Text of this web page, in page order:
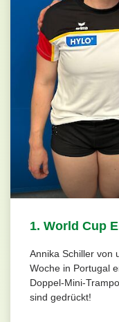
1. World Cup
Annika Schiller von
Woche in Portugal
Doppel-Mini-
sind gedrückt!